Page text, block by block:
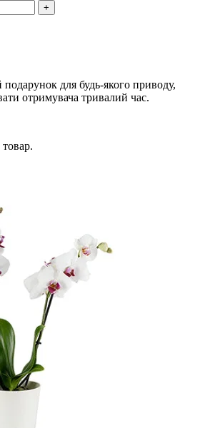
+
подарунок для будь-якого приводу,
отримувача тривалий час.